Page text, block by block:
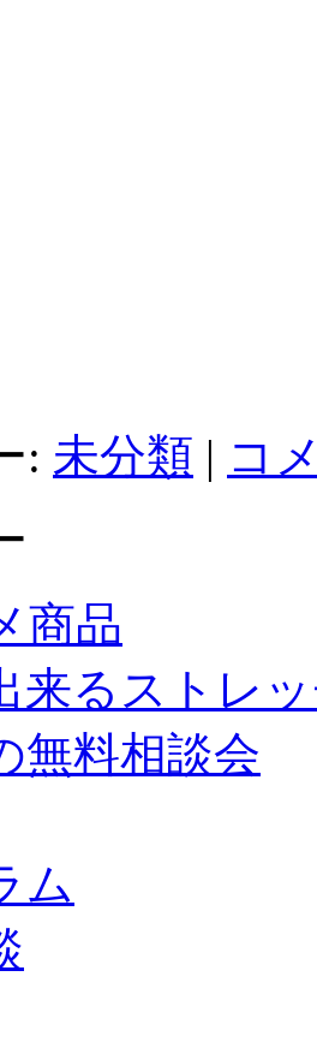
: 未分類 | コ
商品
来るストレ
無料相談会
ム